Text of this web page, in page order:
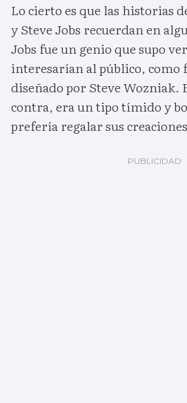
Lo cierto es que las historias
y Steve Jobs recuerdan en
Jobs fue un genio que supo
interesarían al público, como
diseñado por Steve
contra, era un tipo tímido y
prefería regalar sus